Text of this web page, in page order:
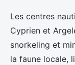
Les centres
Cyprien et
snorkeling et
la faune locale,